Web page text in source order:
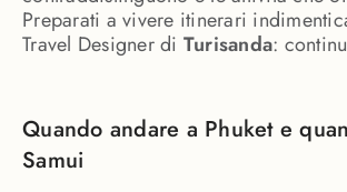
Preparati a vivere itinerari
Travel Designer di Turisanda:
Quando andare a Phuket e
Samui